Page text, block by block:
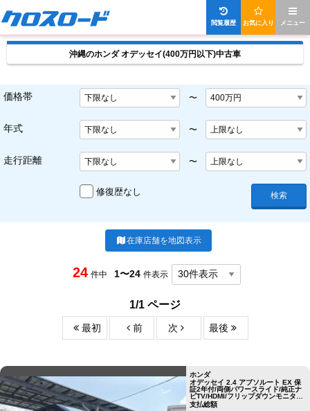
メニュー
お気に入り
閲覧履歴
沖縄のホンダ オデッセイ(400万円以下)中古車
価格帯 〜
年式 〜
走行距離 〜
修復歴なし 検索
在庫店舗を地図表示
24 件中 1〜24 件表示
1/1 ページ
最初 前 次 最後
ホンダ
オデッセイ 2.4 アブソルート EX 保
証2年付/両側パワースライド/純正ナ
ビTV/HDMI/フリップダウンモニタ
ー/ハーフレザーシート
支払総額